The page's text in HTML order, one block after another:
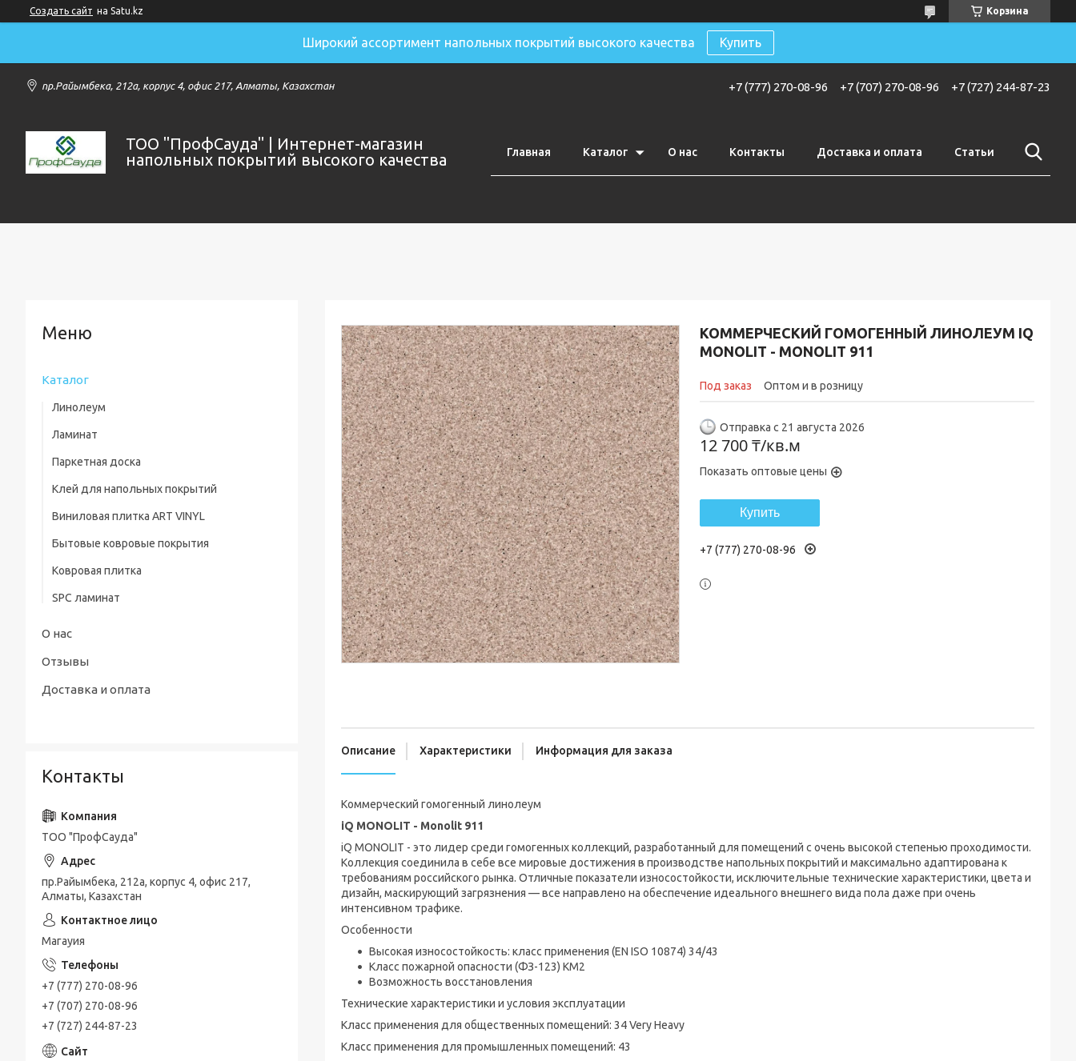
Создать сайт на Satu.kz Корзина
Широкий ассортимент напольных покрытий высокого качества Купить
пр.Райымбека, 212а, корпус 4, офис 217, Алматы, Казахстан +7 (777) 270-08-96 +7 (707) 270-08-96 +7 (727) 244-87-23
ТОО "ПрофСауда" | Интернет-магазин
напольных покрытий высокого качества
Главная Каталог О нас Контакты Доставка и оплата Статьи
КОММЕРЧЕСКИЙ ГОМОГЕННЫЙ ЛИНОЛЕУМ IQ
MONOLIT - MONOLIT 911
Под заказ Оптом и в розницу
Отправка с 21 августа 2026
12 700 ₸/кв.м
Показать оптовые цены
Купить
+7 (777) 270-08-96
Описание Характеристики Информация для заказа
Коммерческий гомогенный линолеум
iQ MONOLIT - Monolit 911
iQ MONOLIT - это лидер среди гомогенных коллекций, разработанный для помещений с очень высокой степенью проходимости.
Коллекция соединила в себе все мировые достижения в производстве напольных покрытий и максимально адаптирована к
требованиям российского рынка. Отличные показатели износостойкости, исключительные технические характеристики, цвета и
дизайн, маскирующий загрязнения — все направлено на обеспечение идеального внешнего вида пола даже при очень
интенсивном трафике.
Особенности
Высокая износостойкость: класс применения (EN ISO 10874) 34/43
Класс пожарной опасности (ФЗ-123) КМ2
Возможность восстановления
Технические характеристики и условия эксплуатации
Класс применения для общественных помещений: 34 Very Heavy
Класс применения для промышленных помещений: 43
Каталог
Линолеум
Ламинат
Паркетная доска
Клей для напольных покрытий
Виниловая плитка ART VINYL
Бытовые ковровые покрытия
Ковровая плитка
SPC ламинат
О нас
Отзывы
Доставка и оплата
Контакты
ТОО "ПрофСауда"
пр.Райымбека, 212а, корпус 4, офис 217,
Алматы, Казахстан
Магауия
+7 (777) 270-08-96
+7 (707) 270-08-96
+7 (727) 244-87-23